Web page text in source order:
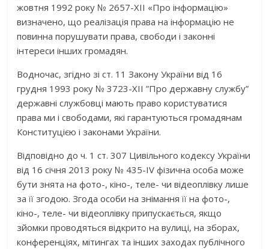
жовтня 1992 року № 2657-XII «Про інформацію»
визначено, що реалізація права на інформацію не
повинна порушувати права, свободи і законні
інтереси інших громадян.
Водночас, згідно зі ст. 11 Закону України від 16
грудня 1993 року № 3723-XII ”Про державну службу”
державні службовці мають право користуватися
права ми і свободами, які гарантуються громадянам
Конституцією і законами України.
Відповідно до ч. 1 ст. 307 Цивільного кодексу України
від 16 січня 2013 року № 435-IV фізична особа може
бути знята на фото-, кіно-, теле- чи відеоплівку лише
за її згодою. Згода особи на знімання її на фото-,
кіно-, теле- чи відеоплівку припускається, якщо
зйомки проводяться відкрито на вулиці, на зборах,
конференціях, мітингах та інших заходах публічного